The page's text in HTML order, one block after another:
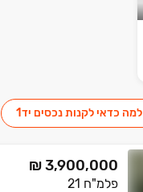
למה כדאי לקנות נכסים יד1
₪ 3,900,000
פלמ"ח 21